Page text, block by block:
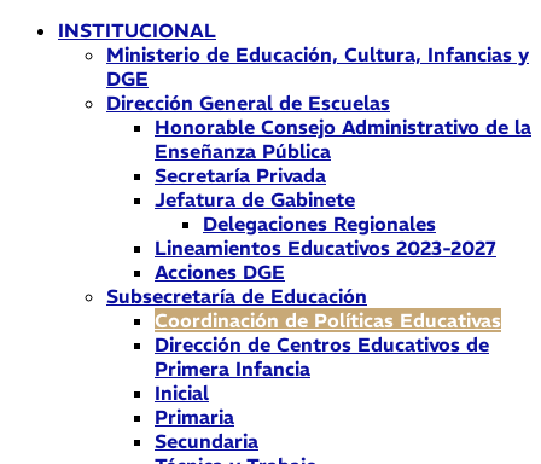
INSTITUCIONAL
Ministerio de Educación, Cultura, Infancias y
DGE
Dirección General de Escuelas
Honorable Consejo Administrativo de la
Enseñanza Pública
Secretaría Privada
Jefatura de Gabinete
Delegaciones Regionales
Lineamientos Educativos 2023-2027
Acciones DGE
Subsecretaría de Educación
Coordinación de Políticas Educativas
Dirección de Centros Educativos de
Primera Infancia
Inicial
Primaria
Secundaria